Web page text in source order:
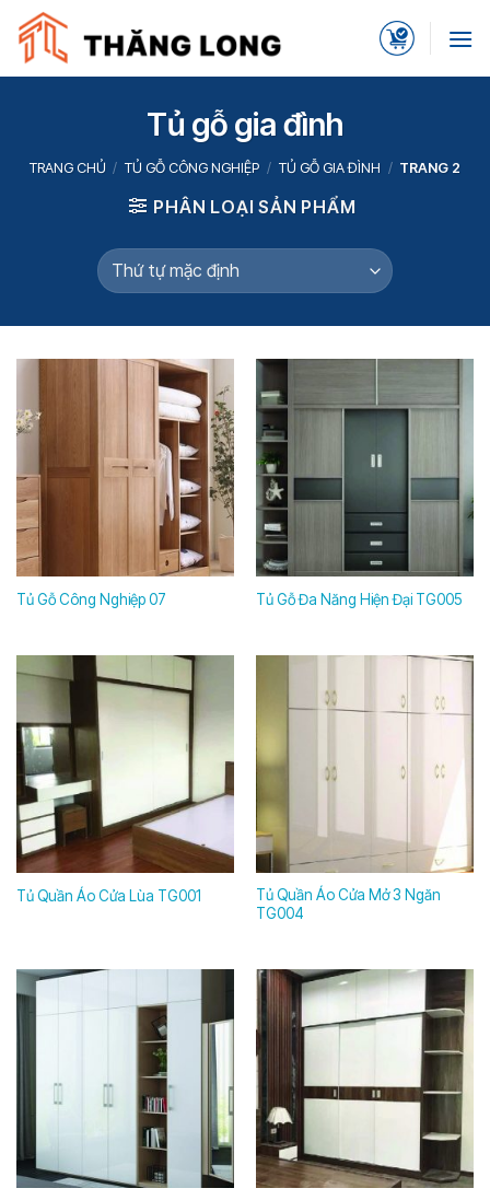
content
Tủ gỗ gia đình
TRANG CHỦ / TỦ GỖ CÔNG NGHIỆP / TỦ GỖ GIA ĐÌNH / TRANG 2
PHÂN LOẠI SẢN PHẨM
Tủ Gỗ Công Nghiệp 07 Tủ Gỗ Đa Năng Hiện Đại TG005
Tủ Quần Áo Cửa Lùa TG001
Tủ Quần Áo Cửa Mở 3 Ngăn
TG004